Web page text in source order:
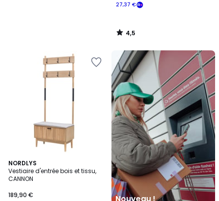
27,37 €
4,5
/
NORDLYS
Vestiaire d'entrée bois et tissu,
CANNON
189,90 €
Nouveau
Livraison
en
Locker
Mondial
Relay